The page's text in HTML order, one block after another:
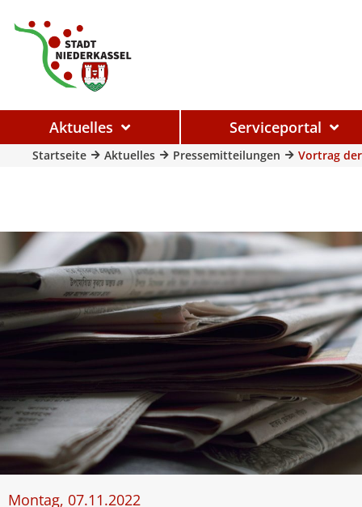
Aktuelles Serviceportal
Startseite Aktuelles Pressemitteilungen Vortrag
Montag, 07.11.2022